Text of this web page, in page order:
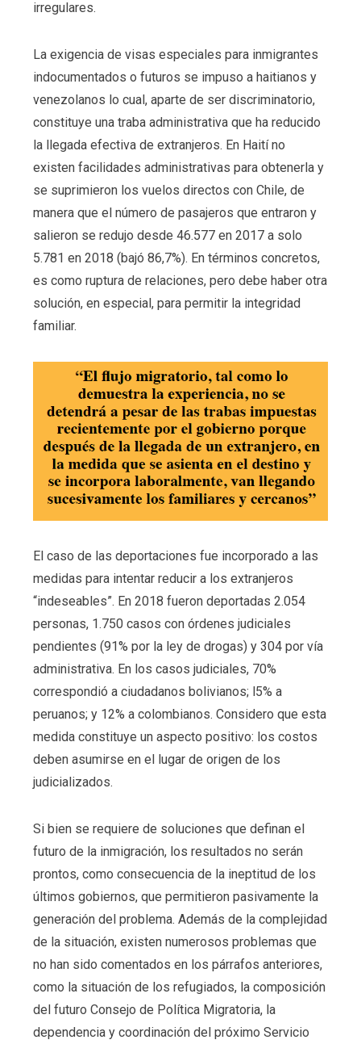
irregulares.
La exigencia de visas especiales para inmigrantes
indocumentados o futuros se impuso a haitianos y
venezolanos lo cual, aparte de ser discriminatorio,
constituye una traba administrativa que ha reducido
la llegada efectiva de extranjeros. En Haití no
existen facilidades administrativas para obtenerla y
se suprimieron los vuelos directos con Chile, de
manera que el número de pasajeros que entraron y
salieron se redujo desde 46.577 en 2017 a solo
5.781 en 2018 (bajó 86,7%). En términos concretos,
es como ruptura de relaciones, pero debe haber otra
solución, en especial, para permitir la integridad
familiar.
El caso de las deportaciones fue incorporado a las
medidas para intentar reducir a los extranjeros
“indeseables”. En 2018 fueron deportadas 2.054
personas, 1.750 casos con órdenes judiciales
pendientes (91% por la ley de drogas) y 304 por vía
administrativa. En los casos judiciales, 70%
correspondió a ciudadanos bolivianos; l5% a
peruanos; y 12% a colombianos. Considero que esta
medida constituye un aspecto positivo: los costos
deben asumirse en el lugar de origen de los
judicializados.
Si bien se requiere de soluciones que definan el
futuro de la inmigración, los resultados no serán
prontos, como consecuencia de la ineptitud de los
últimos gobiernos, que permitieron pasivamente la
generación del problema. Además de la complejidad
de la situación, existen numerosos problemas que
no han sido comentados en los párrafos anteriores,
como la situación de los refugiados, la composición
del futuro Consejo de Política Migratoria, la
dependencia y coordinación del próximo Servicio